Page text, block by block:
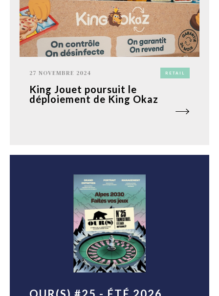
27 NOVEMBRE 2024 RETAIL
King Jouet poursuit le
déploiement de King Okaz